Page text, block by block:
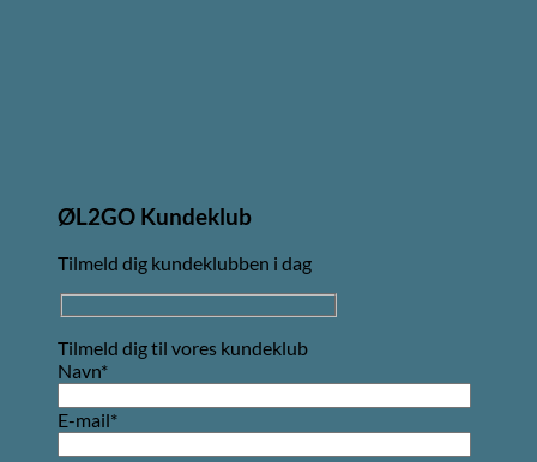
ØL2GO Kundeklub
Tilmeld dig kundeklubben i dag
Tilmeld dig til vores kundeklub
Navn*
E-mail*